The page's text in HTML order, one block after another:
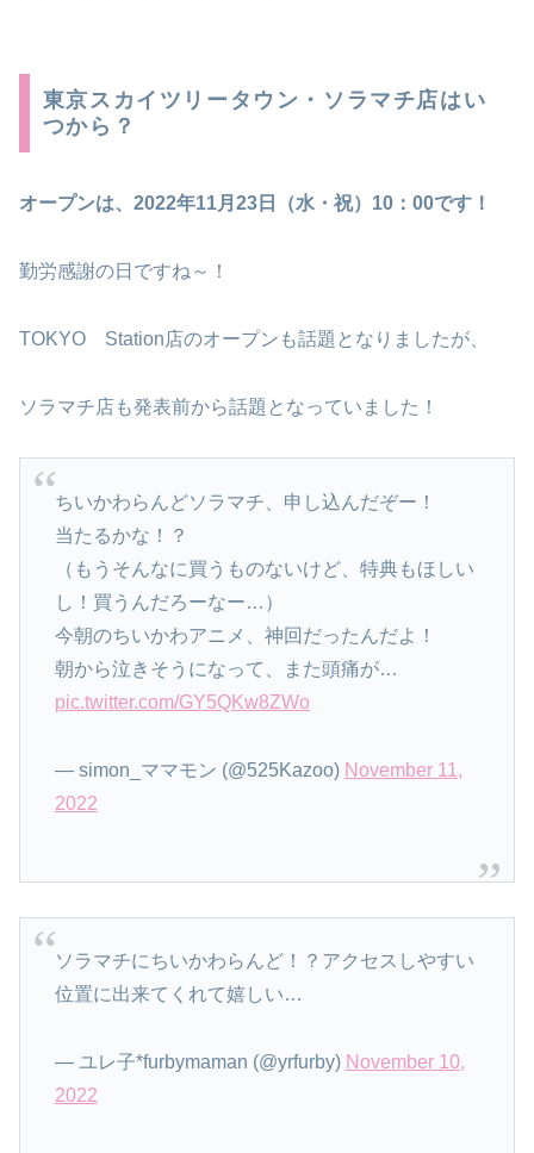
東京スカイツリータウン・ソラマチ店はい
つから？
オープンは、2022年11月23日（水・祝）10：00です！
勤労感謝の日ですね～！
TOKYO Station店のオープンも話題となりましたが、
ソラマチ店も発表前から話題となっていました！
ちいかわらんどソラマチ、申し込んだぞー！
当たるかな！？
（もうそんなに買うものないけど、特典もほしい
し！買うんだろーなー…）
今朝のちいかわアニメ、神回だったんだよ！
朝から泣きそうになって、また頭痛が…
pic.twitter.com/GY5QKw8ZWo
— simon_ママモン (@525Kazoo) November 11,
2022
ソラマチにちいかわらんど！？アクセスしやすい
位置に出来てくれて嬉しい…
— ユレ子*furbymaman (@yrfurby) November 10,
2022